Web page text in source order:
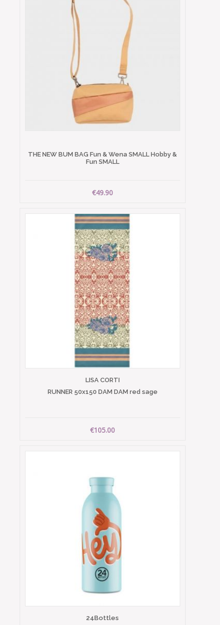
THE NEW BUM BAG Fun & Wena SMALL Hobby &
Fun SMALL
€49.90
LISA CORTI
RUNNER 50x150 DAM DAM red sage
€105.00
24Bottles